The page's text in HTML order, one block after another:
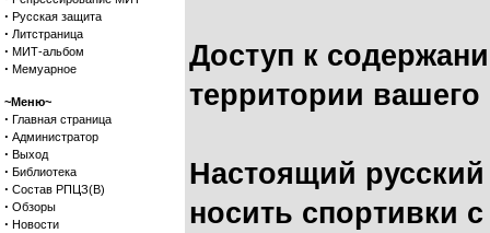
· Русская защита
· Литстраница
· МИТ-альбом
· Мемуарное
~Меню~
· Главная страница
· Администратор
· Выход
· Библиотека
· Состав РПЦЗ(В)
· Обзоры
· Новости
Доступ к
территории вашего
Настоящий
носить спортивки